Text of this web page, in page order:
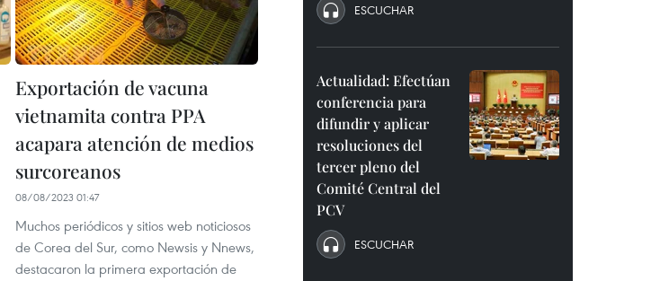
Exportación de vacuna
vietnamita contra PPA
acapara atención de medios
surcoreanos
08/08/2023 01:47
Muchos periódicos y sitios web noticiosos
de Corea del Sur, como Newsis y Nnews,
destacaron la primera exportación de
ESCUCHAR
Actualidad: Efectúan
conferencia para
difundir y aplicar
resoluciones del
tercer pleno del
Comité Central del
PCV
ESCUCHAR